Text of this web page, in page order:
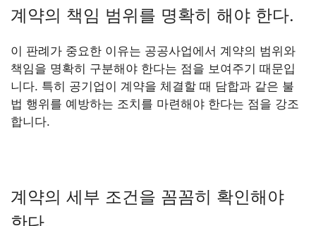
계약의 책임 범위를 명확히 해야 한다.
이 판례가 중요한 이유는 공공사업에서 계약의 범위와
책임을 명확히 구분해야 한다는 점을 보여주기 때문입
니다. 특히 공기업이 계약을 체결할 때 담합과 같은 불
법 행위를 예방하는 조치를 마련해야 한다는 점을 강조
합니다.
계약의 세부 조건을 꼼꼼히 확인해야